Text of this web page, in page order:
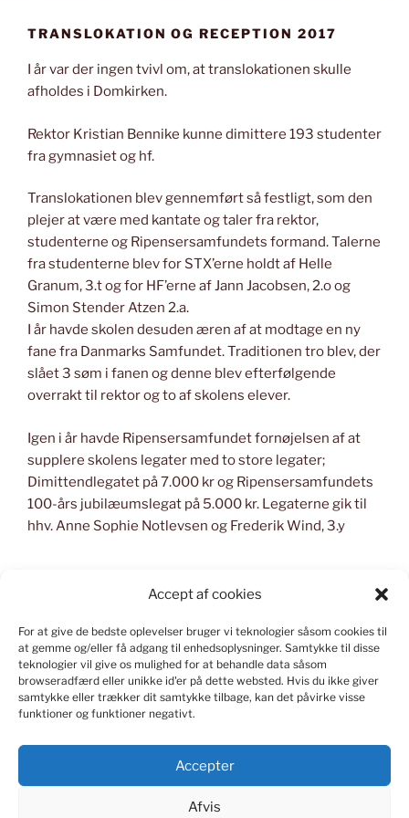
Accept af cookies
For at give de bedste oplevelser bruger vi teknologier såsom cookies til
at gemme og/eller få adgang til enhedsoplysninger. Samtykke til disse
teknologier vil give os mulighed for at behandle data såsom
browseradfærd eller unikke id'er på dette websted. Hvis du ikke giver
samtykke eller trækker dit samtykke tilbage, kan det påvirke visse
funktioner og funktioner negativt.
Accepter
Afvis
TRANSLOKATION OG RECEPTION 2017
I år var der ingen tvivl om, at translokationen skulle
afholdes i Domkirken.
Rektor Kristian Bennike kunne dimittere 193 studenter
fra gymnasiet og hf.
Translokationen blev gennemført så festligt, som den
plejer at være med kantate og taler fra rektor,
studenterne og Ripensersamfundets formand. Talerne
fra studenterne blev for STX’erne holdt af Helle
Granum, 3.t og for HF’erne af Jann Jacobsen, 2.o og
Simon Stender Atzen 2.a.
I år havde skolen desuden æren af at modtage en ny
fane fra Danmarks Samfundet. Traditionen tro blev, der
slået 3 søm i fanen og denne blev efterfølgende
overrakt til rektor og to af skolens elever.
Igen i år havde Ripensersamfundet fornøjelsen af at
supplere skolens legater med to store legater;
Dimittendlegatet på 7.000 kr og Ripensersamfundets
100-års jubilæumslegat på 5.000 kr. Legaterne gik til
hhv. Anne Sophie Notlevsen og Frederik Wind, 3.y
KONSTRUERET I WORD PRESS
Kontaktwebmasterved spørgsmål om indlæg og
hjemmesiden.
TWITTERLINKEDIN